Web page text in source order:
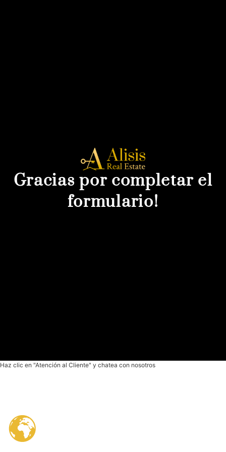
Gracias por completar el
formulario!
Haz clic en "Atención al Cliente" y chatea con nosotros